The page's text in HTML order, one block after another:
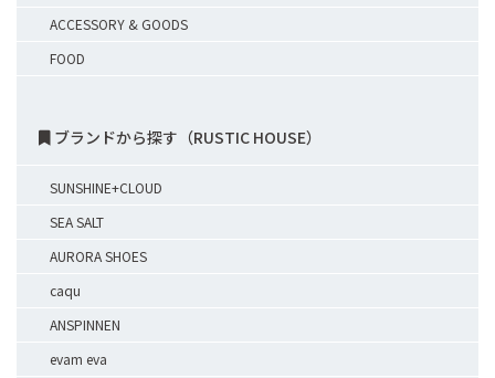
ACCESSORY & GOODS
FOOD
ブランドから探す（RUSTIC HOUSE）
SUNSHINE+CLOUD
SEA SALT
AURORA SHOES
caqu
ANSPINNEN
evam eva